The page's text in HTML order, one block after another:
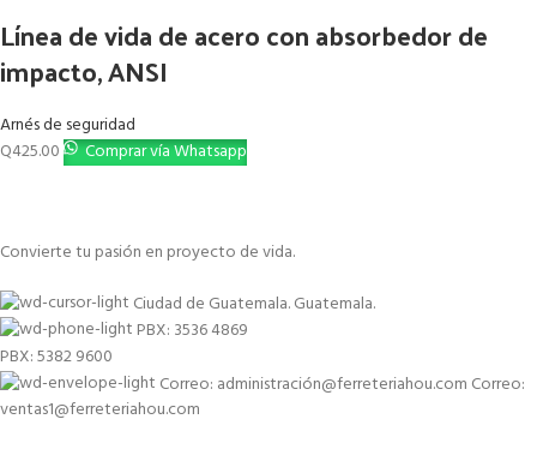
Línea de vida de acero con absorbedor de
impacto, ANSI
Arnés de seguridad
Q425.00 Comprar vía Whatsapp
Convierte tu pasión en proyecto de vida.
Ciudad de Guatemala. Guatemala.
PBX: 3536 4869
PBX: 5382 9600
Correo: administración@ferreteriahou.com Correo:
ventas1@ferreteriahou.com